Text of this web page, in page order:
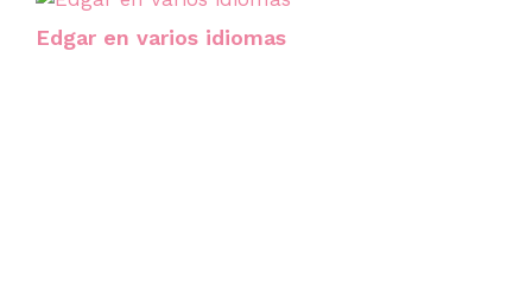
Edgar en varios idiomas